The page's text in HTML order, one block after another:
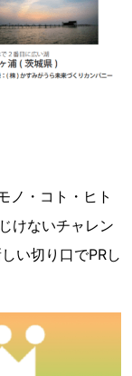
ノ・コト・ヒト
けないチャレン
い切り口でPRし